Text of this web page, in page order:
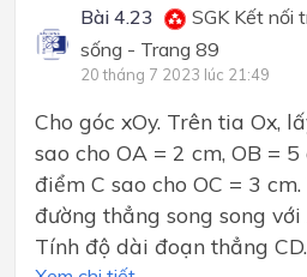
Bài 4.23
SGK Kết nối
sống - Trang 89
20 tháng 7 2023 lúc 21:49
Cho góc xOy. Trên tia Ox,
sao cho OA = 2 cm, OB =
điểm C sao cho OC = 3
đường thẳng song song với
Tính độ dài đoạn thẳng CD.